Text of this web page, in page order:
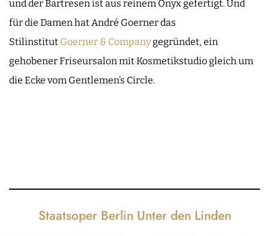
und der Bartresen ist aus reinem Onyx gefertigt. Und
für die Damen hat André Goerner das
Stilinstitut Goerner & Companygegründet, ein
gehobener Friseursalon mit Kosmetikstudio gleich um
die Ecke vom Gentlemen’s Circle.
Staatsoper Berlin Unter den Linden